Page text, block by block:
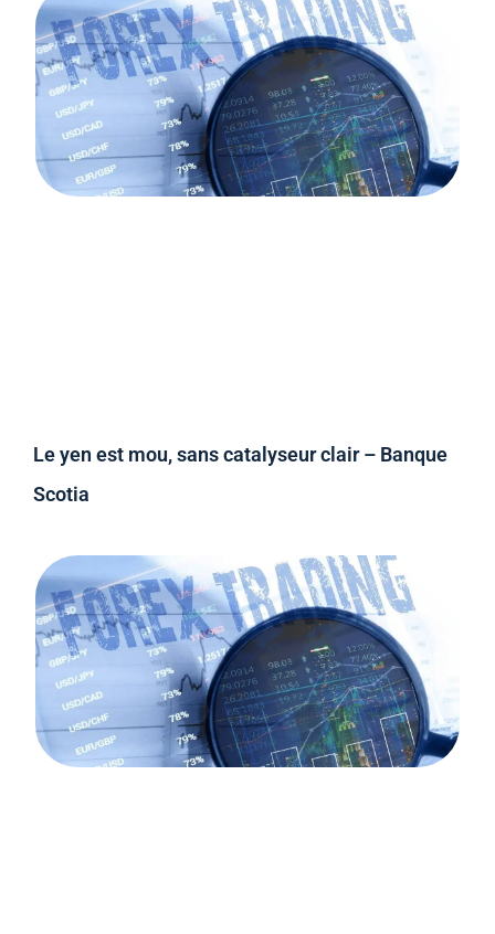
Le yen est mou, sans catalyseur clair – Banque
Scotia